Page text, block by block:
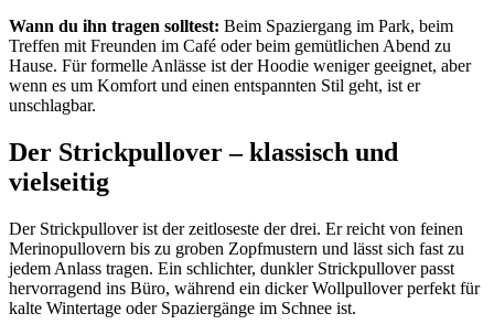
Wann du ihn tragen solltest: Beim Spaziergang im Park, beim
Treffen mit Freunden im Café oder beim gemütlichen Abend zu
Hause. Für formelle Anlässe ist der Hoodie weniger geeignet, aber
wenn es um Komfort und einen entspannten Stil geht, ist er
unschlagbar.
Der Strickpullover – klassisch und
vielseitig
Der Strickpullover ist der zeitloseste der drei. Er reicht von feinen
Merinopullovern bis zu groben Zopfmustern und lässt sich fast zu
jedem Anlass tragen. Ein schlichter, dunkler Strickpullover passt
hervorragend ins Büro, während ein dicker Wollpullover perfekt für
kalte Wintertage oder Spaziergänge im Schnee ist.